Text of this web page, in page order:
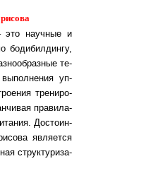
на­уч­ные и
бо­ди­бил­дин­гу,
те­
уп­
тре­ни­ро­
пра­ви­ла­
Дос­то­ин­
яв­ля­ет­ся
струк­ту­ри­за­